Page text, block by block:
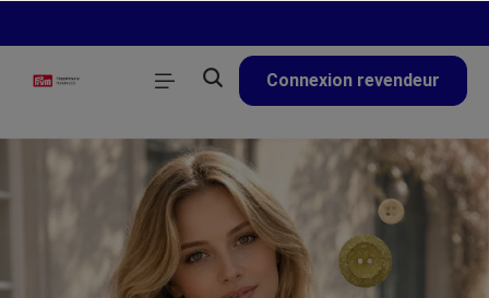
Connexion revendeur